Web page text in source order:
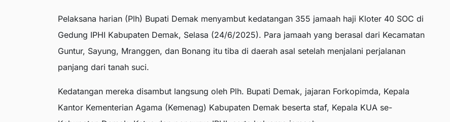
Pelaksana harian (Plh) Bupati Demak menyambut kedatangan 355 jamaah haji Kloter 40 SOC di
Gedung IPHI Kabupaten Demak, Selasa (24/6/2025). Para jamaah yang berasal dari Kecamatan
Guntur, Sayung, Mranggen, dan Bonang itu tiba di daerah asal setelah menjalani perjalanan
panjang dari tanah suci.
Kedatangan mereka disambut langsung oleh Plh. Bupati Demak, jajaran Forkopimda, Kepala
Kantor Kementerian Agama (Kemenag) Kabupaten Demak beserta staf, Kepala KUA se-